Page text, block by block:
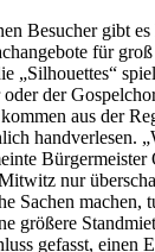
Besucher gibt
für
„Silhouettes“
der
aus der
handverlesen.
nur
Sachen machen,
größere
gefasst, einen